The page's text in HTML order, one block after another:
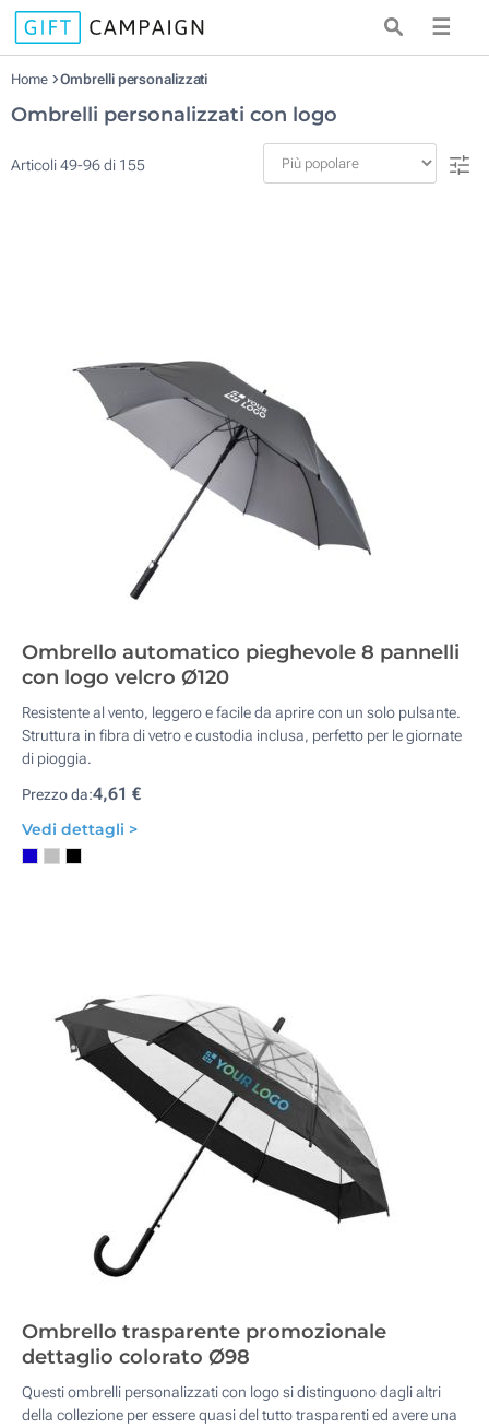
☰
Home Ombrelli personalizzati
Ombrelli personalizzati con logo
Articoli49-96di 155
Ombrello automatico pieghevole 8 pannelli
con logo velcro Ø120
Resistente al vento, leggero e facile da aprire con un solo pulsante.
Struttura in fibra di vetro e custodia inclusa, perfetto per le giornate
di pioggia.
Prezzo da:4,61 €
Vedi dettagli >
Ombrello trasparente promozionale
dettaglio colorato Ø98
Questi ombrelli personalizzati con logo si distinguono dagli altri
della collezione per essere quasi del tutto trasparenti ed avere una